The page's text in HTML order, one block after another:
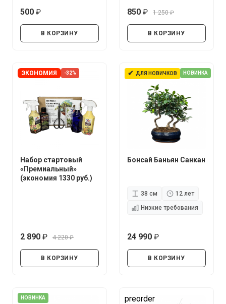
500
В КОРЗИНУ
850
1 250
В КОРЗИНУ
ЭКОНОМИЯ -32%
Набор стартовый
«Премиальный»
(экономия 1330 руб.)
2 890
4 220
В КОРЗИНУ
✔ ДЛЯ НОВИЧКОВ НОВИНКА
Бонсай Баньян Санкан
38 см
12 лет
Низкие требования
24 990
В КОРЗИНУ
НОВИНКА preorder